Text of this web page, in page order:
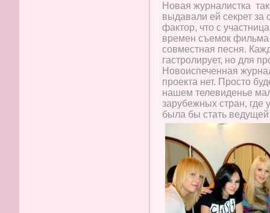
Новая журналистка
выдавали ей секрет за
фактор, что с
времен съемок фильма
совместная песня.
гастролирует, но для
Новоиспеченная
проекта нет. Просто
нашем телевиденье
зарубежных стран, где
была бы стать ведущей